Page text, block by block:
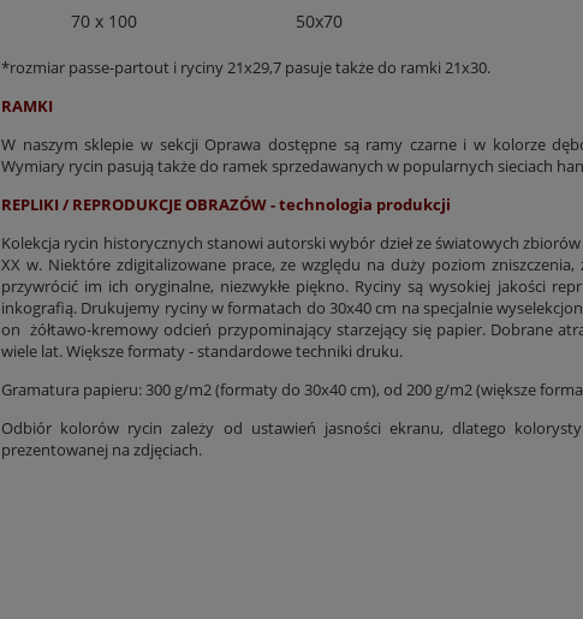
70 x 100 50x70
*rozmiar passe-partout i ryciny 21x29,7 pasuje także do ramki 21x30.
RAMKI
W naszym sklepie w sekcji Oprawa dostępne są ramy czarne i w kolorze
Wymiary rycin pasują także do ramek sprzedawanych w popularnych sieciach
REPLIKI / REPRODUKCJE OBRAZÓW - technologia produkcji
Kolekcja rycin historycznych stanowi autorski wybór dzieł ze światowych
XX w. Niektóre zdigitalizowane prace, ze względu na duży poziom
przywrócić im ich oryginalne, niezwykłe piękno. Ryciny są wysokiej jakości
inkografią. Drukujemy ryciny w formatach do 30x40 cm na specjalnie
on żółtawo-kremowy odcień przypominający starzejący się papier. Dobrane
wiele lat. Większe formaty - standardowe techniki druku.
Gramatura papieru: 300 g/m2 (formaty do 30x40 cm), od 200 g/m2 (większe
Odbiór kolorów rycin zależy od ustawień jasności ekranu, dlatego
prezentowanej na zdjęciach.